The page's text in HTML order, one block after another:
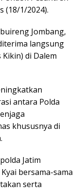
(18/1/2024).
Jombang,
langsung
di Dalem
antara Polda
khususnya di
Jatim
bersama-sama
serta